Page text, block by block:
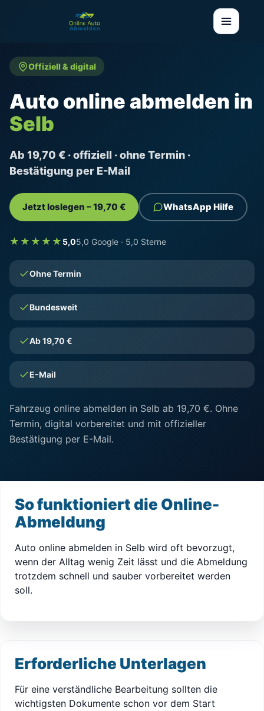
Offiziell & digital
Auto online abmelden in
Selb
Ab 19,70 € · offiziell · ohne Termin ·
Bestätigung per E-Mail
Jetzt loslegen – 19,70 € WhatsApp Hilfe
★★★★★ 5,05,0 Google · 5,0 Sterne
Ohne Termin
Bundesweit
Ab 19,70 €
E-Mail
Fahrzeug online abmelden in Selb ab 19,70 €. Ohne
Termin, digital vorbereitet und mit offizieller
Bestätigung per E-Mail.
So funktioniert die Online-
Abmeldung
Auto online abmelden in Selb wird oft bevorzugt,
wenn der Alltag wenig Zeit lässt und die Abmeldung
trotzdem schnell und sauber vorbereitet werden
soll.
Erforderliche Unterlagen
Für eine verständliche Bearbeitung sollten die
wichtigsten Dokumente schon vor dem Start